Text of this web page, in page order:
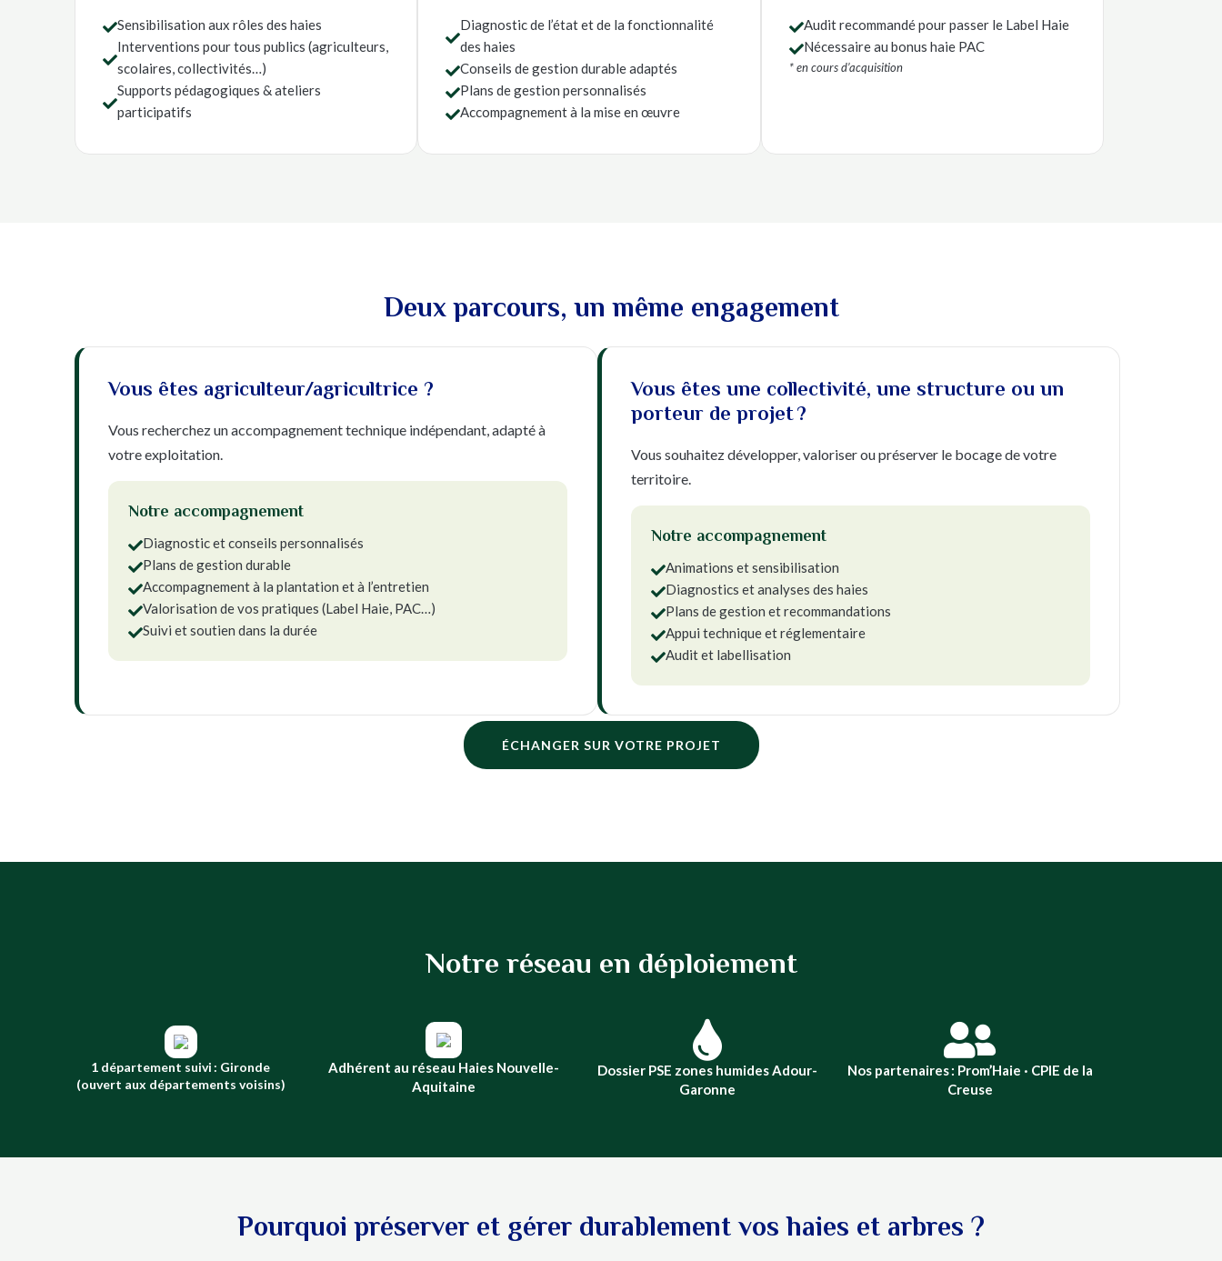
Sensibilisation aux rôles des haies

Interventions pour tous publics (agriculteurs,
scolaires, collectivités…)

Supports pédagogiques & ateliers
participatifs

Diagnostic de l’état et de la fonctionnalité
des haies
Conseils de gestion durable adaptés
Plans de gestion personnalisés
Accompagnement à la mise en œuvre
Audit recommandé pour passer le Label Haie
Nécessaire au bonus haie PAC
* en cours d’acquisition
Deux parcours, un même engagement
Vous êtes agriculteur/agricultrice ?
Vous recherchez un accompagnement technique indépendant, adapté à
votre exploitation.
Notre accompagnement
Diagnostic et conseils personnalisés
Plans de gestion durable
Accompagnement à la plantation et à l’entretien
Valorisation de vos pratiques (Label Haie, PAC…)
Suivi et soutien dans la durée
Vous êtes une collectivité, une structure ou un
porteur de projet ?
Vous souhaitez développer, valoriser ou préserver le bocage de votre
territoire.
Notre accompagnement
Animations et sensibilisation
Diagnostics et analyses des haies
Plans de gestion et recommandations
Appui technique et réglementaire
Audit et labellisation
ÉCHANGER SUR VOTRE PROJET
Notre réseau en déploiement
1 département suivi : Gironde
(ouvert aux départements voisins)
Adhérent au réseau Haies Nouvelle-
Aquitaine

Dossier PSE zones humides Adour-
Garonne

Nos partenaires : Prom’Haie · CPIE de la
Creuse
Pourquoi préserver et gérer durablement vos haies et arbres ?